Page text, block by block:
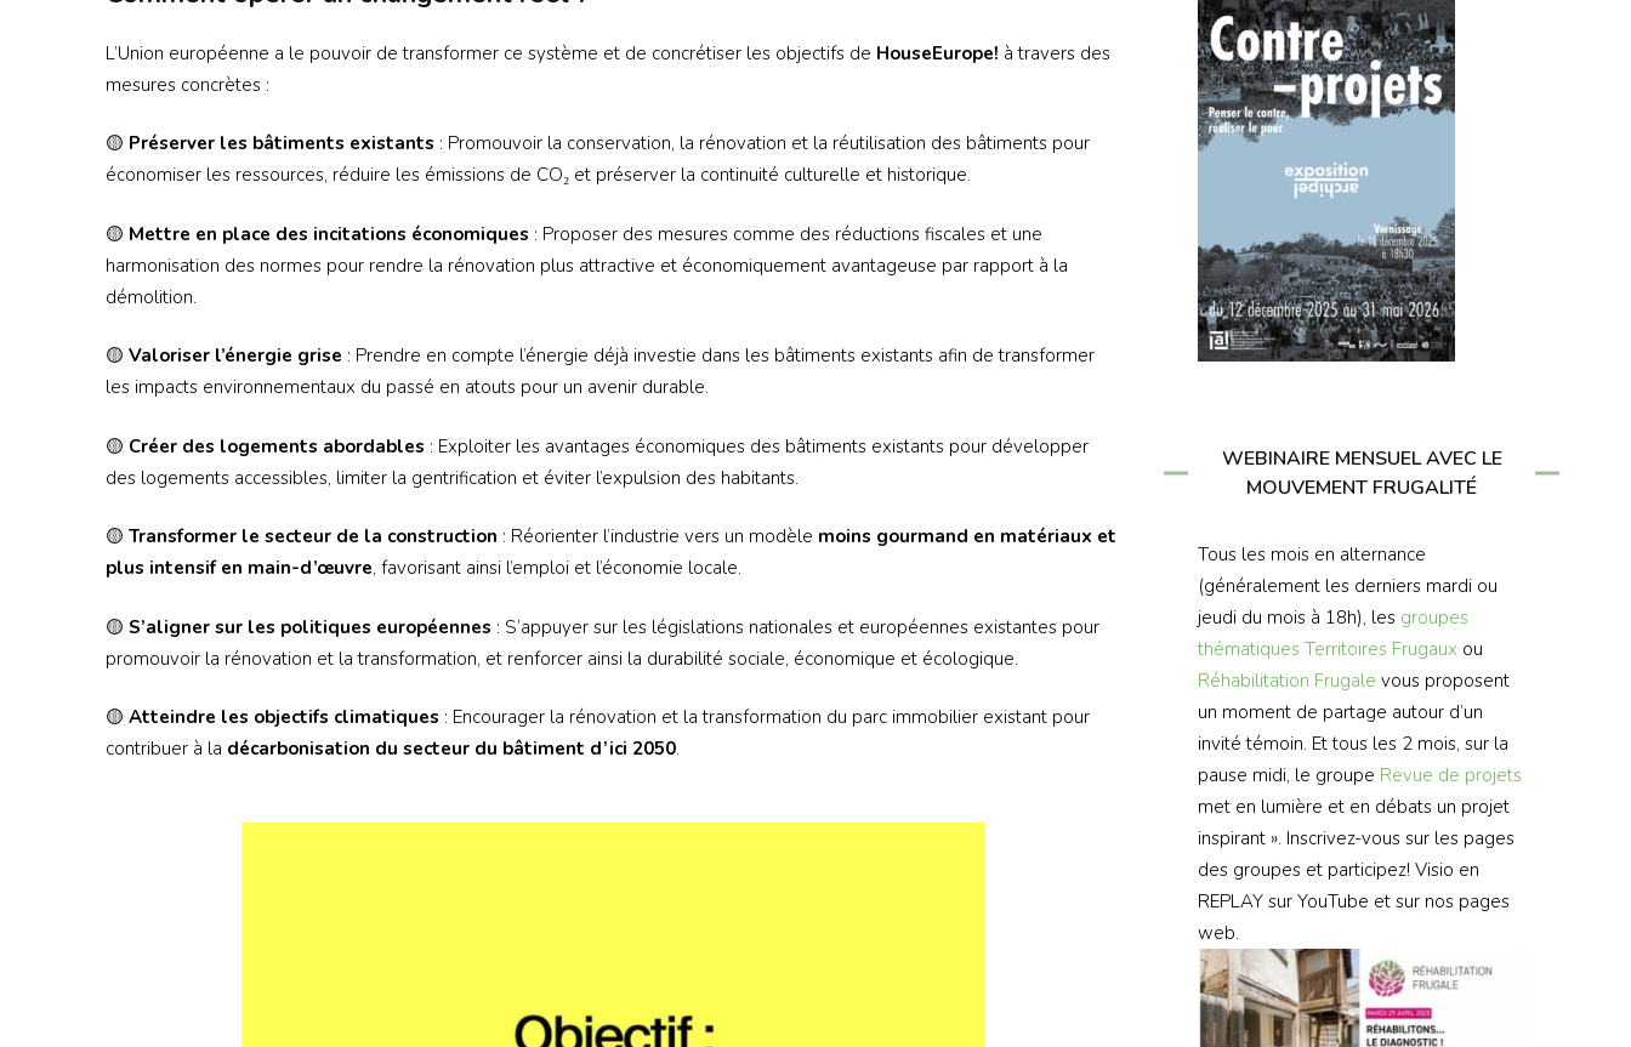
L’Union européenne a le pouvoir de transformer ce système et de concrétiser les objectifs de HouseEurope! à travers des
mesures concrètes :
🟡 Préserver les bâtiments existants : Promouvoir la conservation, la rénovation et la réutilisation des bâtiments pour
économiser les ressources, réduire les émissions de CO₂ et préserver la continuité culturelle et historique.
🟡 Mettre en place des incitations économiques : Proposer des mesures comme des réductions fiscales et une
harmonisation des normes pour rendre la rénovation plus attractive et économiquement avantageuse par rapport à la
démolition.
🟡 Valoriser l’énergie grise : Prendre en compte l’énergie déjà investie dans les bâtiments existants afin de transformer
les impacts environnementaux du passé en atouts pour un avenir durable.
🟡 Créer des logements abordables : Exploiter les avantages économiques des bâtiments existants pour développer
des logements accessibles, limiter la gentrification et éviter l’expulsion des habitants.
🟡 Transformer le secteur de la construction : Réorienter l’industrie vers un modèle moins gourmand en matériaux et
plus intensif en main-d’œuvre, favorisant ainsi l’emploi et l’économie locale.
🟡 S’aligner sur les politiques européennes : S’appuyer sur les législations nationales et européennes existantes pour
promouvoir la rénovation et la transformation, et renforcer ainsi la durabilité sociale, économique et écologique.
🟡 Atteindre les objectifs climatiques : Encourager la rénovation et la transformation du parc immobilier existant pour
contribuer à la décarbonisation du secteur du bâtiment d’ici 2050.
WEBINAIRE MENSUEL AVEC LE
MOUVEMENT FRUGALITÉ
Tous les mois en alternance
(généralement les derniers mardi ou
jeudi du mois à 18h), les groupes
thématiques Territoires Frugaux ou
Réhabilitation Frugale vous proposent
un moment de partage autour d’un
invité témoin. Et tous les 2 mois, sur la
pause midi, le groupe Revue de projets
met en lumière et en débats un projet
inspirant ». Inscrivez-vous sur les pages
des groupes et participez! Visio en
REPLAY sur YouTube et sur nos pages
web.